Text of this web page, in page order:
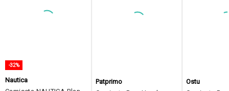
-32%
Nautica
Patprimo
Ostu